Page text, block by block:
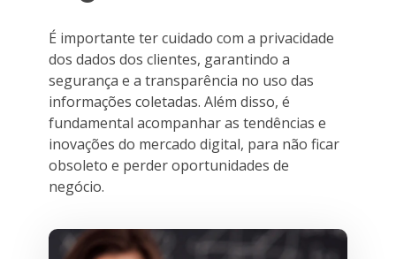
É importante ter cuidado com a privacidade
dos dados dos clientes, garantindo a
segurança e a transparência no uso das
informações coletadas. Além disso, é
fundamental acompanhar as tendências e
inovações do mercado digital, para não ficar
obsoleto e perder oportunidades de
negócio.